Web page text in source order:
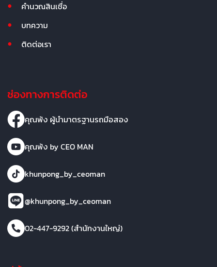
คำนวณสินเชื่อ
บทความ
ติดต่อเรา
ช่องทางการติดต่อ
คุณพ้ง ผู้นำมาตรฐานรถมือสอง
คุณพ้ง by CEO MAN
khunpong_by_ceoman
@khunpong_by_ceoman
02-447-9292 (สำนักงานใหญ่)